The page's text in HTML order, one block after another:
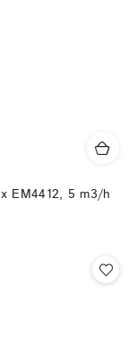
EM4412, 5 m3/h